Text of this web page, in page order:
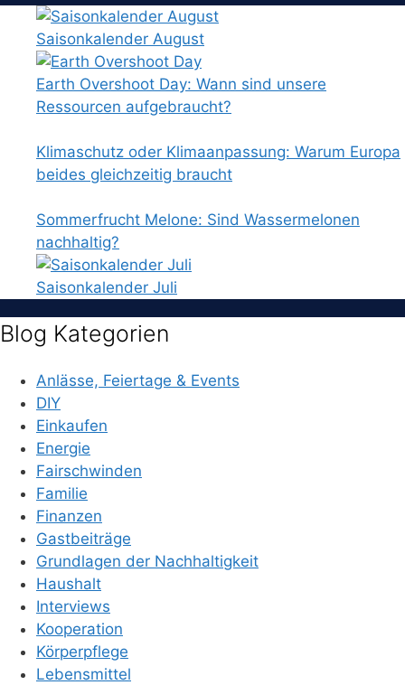
Saisonkalender August
Earth Overshoot Day: Wann sind unsere
Ressourcen aufgebraucht?
Klimaschutz oder Klimaanpassung: Warum Europa
beides gleichzeitig braucht
Sommerfrucht Melone: Sind Wassermelonen
nachhaltig?
Saisonkalender Juli
Blog Kategorien
Anlässe, Feiertage & Events
DIY
Einkaufen
Energie
Fairschwinden
Familie
Finanzen
Gastbeiträge
Grundlagen der Nachhaltigkeit
Haushalt
Interviews
Kooperation
Körperpflege
Lebensmittel